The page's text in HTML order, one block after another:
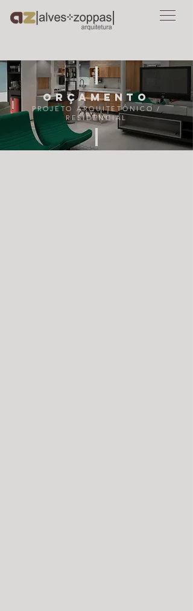
orçamento
PROJETO ARQUITETÔNICO /
RESIDENCIAL